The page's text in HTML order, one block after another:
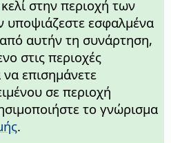
στην περιοχή των
υποψιάζεστε εσφαλμένα
αυτήν τη συνάρτηση,
στις περιοχές
επισημάνετε
σε περιοχή
το γνώρισμα
.